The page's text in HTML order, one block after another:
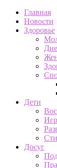
Главная
Новости
Здоровье
Дети
Досуг